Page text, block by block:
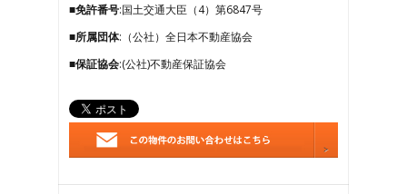
■免許番号:国土交通大臣（4）第6847号
■所属団体:（公社）全日本不動産協会
■保証協会:(公社)不動産保証協会